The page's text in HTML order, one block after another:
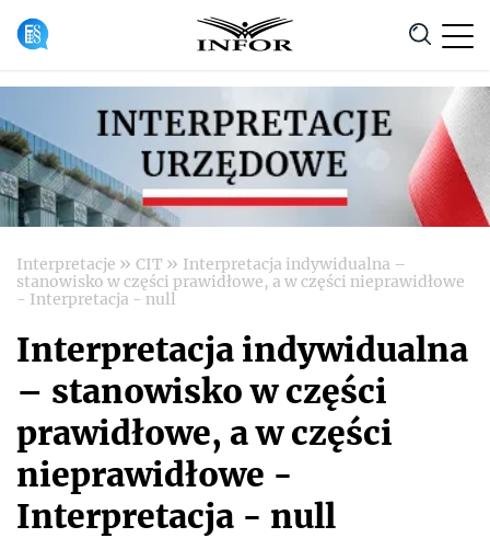
Anuluj
Interpretacje » CIT » Interpretacja indywidualna –
stanowisko w części prawidłowe, a w części nieprawidłowe
- Interpretacja - null
Interpretacja indywidualna
– stanowisko w części
prawidłowe, a w części
nieprawidłowe -
Interpretacja - null